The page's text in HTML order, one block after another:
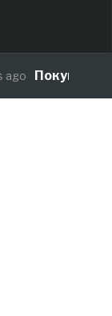
Покупка дома